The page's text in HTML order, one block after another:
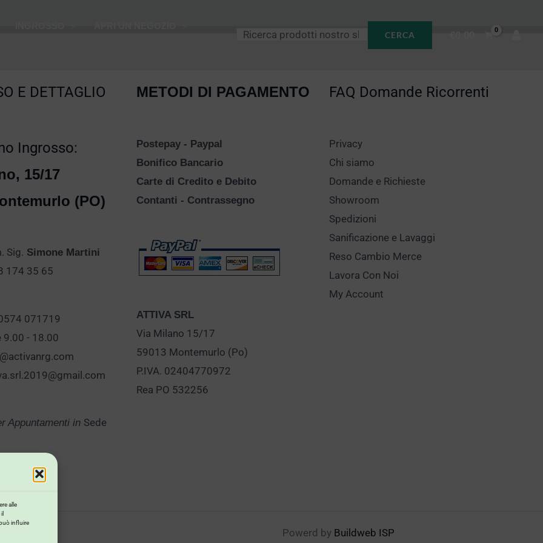
alle
influire
CERCA
E DETTAGLIO
Ingrosso:
15/17
(PO)
Sig. Simone Martini
174 35 65
071719
9.00 - 18.00
Appuntamenti in Sede
METODI DI PAGAMENTO
Postepay - Paypal
Bonifico Bancario
Carte di Credito e Debito
Contanti - Contrassegno
ATTIVA SRL
Via Milano 15/17
59013 Montemurlo (Po)
P.IVA. 02404770972
Rea PO 532256
FAQ Domande Ricorrenti
Privacy
Chi siamo
Domande e Richieste
Showroom
Spedizioni
Sanificazione e Lavaggi
Reso Cambio Merce
Lavora Con Noi
My Account
Powerd by Buildweb ISP